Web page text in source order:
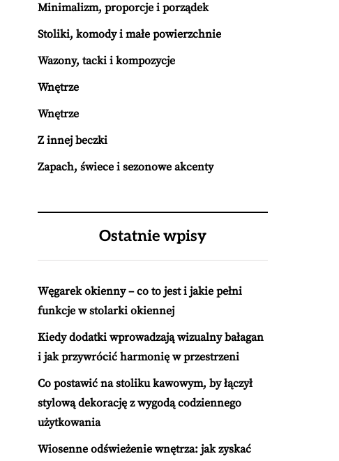
Minimalizm, proporcje i porządek
Stoliki, komody i małe powierzchnie
Wazony, tacki i kompozycje
Wnętrze
Wnętrze
Z innej beczki
Zapach, świece i sezonowe akcenty
Ostatnie wpisy
Węgarek okienny – co to jest i jakie pełni
funkcje w stolarki okiennej
Kiedy dodatki wprowadzają wizualny bałagan
i jak przywrócić harmonię w przestrzeni
Co postawić na stoliku kawowym, by łączył
stylową dekorację z wygodą codziennego
użytkowania
Wiosenne odświeżenie wnętrza: jak zyskać